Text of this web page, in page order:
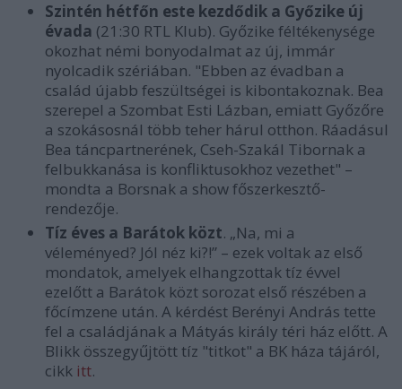
Szintén hétfőn este kezdődik a Győzike új
évada (21:30 RTL Klub). Győzike féltékenysége
okozhat némi bonyodalmat az új, immár
nyolcadik szériában. "Ebben az évadban a
család újabb feszültségei is kibontakoznak. Bea
szerepel a Szombat Esti Lázban, emiatt Győzőre
a szokásosnál több teher hárul otthon. Ráadásul
Bea táncpartnerének, Cseh-Szakál Tibornak a
felbukkanása is konfliktusokhoz vezethet" –
mondta a Borsnak a show főszerkesztő-
rendezője.
Tíz éves a Barátok közt. „Na, mi a
véleményed? Jól néz ki?!” – ezek voltak az első
mondatok, amelyek elhangzottak tíz évvel
ezelőtt a Barátok közt sorozat első részében a
főcímzene után. A kérdést Berényi András tette
fel a családjának a Mátyás király téri ház előtt. A
Blikk összegyűjtött tíz "titkot" a BK háza tájáról,
cikk itt.